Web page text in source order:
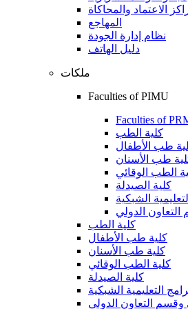
الاعتماد والمحاكاة
المهاجع
نظام إدارة الجودة
دليل الهاتف
ملكات
Faculties of PIMU
Faculties of
كلية الطب
طب الأطفال
طب الأسنان
الطب الوقائي
كلية الصيدلة
الشبكية
التعاون الدولي
كلية الطب
كلية طب الأطفال
كلية طب الأسنان
كلية الطب الوقائي
كلية الصيدلة
التعليمية الشبكية
وقسم التعاون الدولي